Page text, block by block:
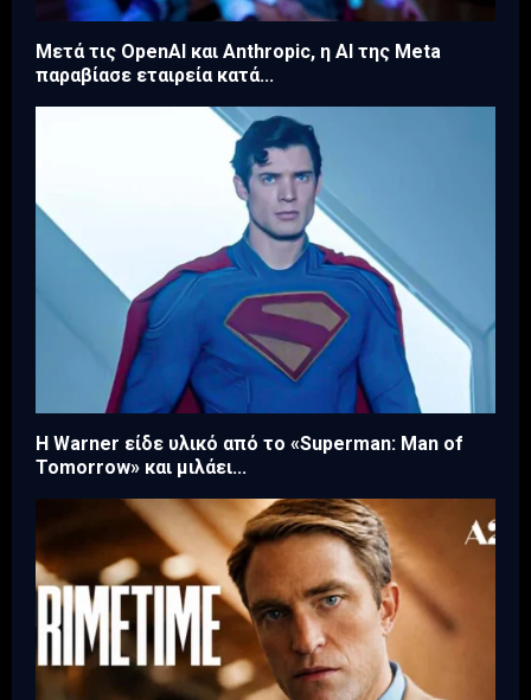
Μετά τις OpenAI και Anthropic, η AI της Meta
παραβίασε εταιρεία κατά...
Η Warner είδε υλικό από το «Superman: Man of
Tomorrow» και μιλάει...